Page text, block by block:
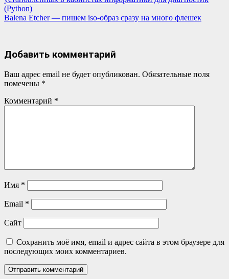
по
записям
(Python)
Balena Etcher — пишем iso-образ сразу на много флешек
Добавить комментарий
Ваш адрес email не будет опубликован. Обязательные поля
помечены *
Комментарий *
Имя *
Email *
Сайт
Сохранить моё имя, email и адрес сайта в этом браузере для
последующих моих комментариев.